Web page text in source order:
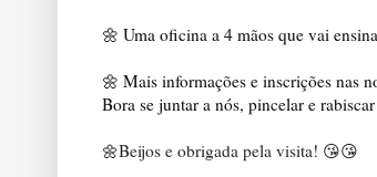
🌼 Uma oficina a 4 mãos que vai
🌼 Mais informações e inscrições nas
Bora se juntar a nós, pincelar e
🌼Beijos e obrigada pela visita! 😘😘